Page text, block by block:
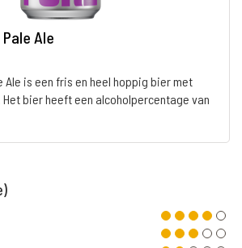
Ale
Ale is een fris en heel hoppig bier met
bier heeft een alcoholpercentage van